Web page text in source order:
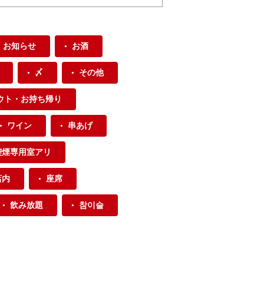
お知らせ お酒
〆 その他
ト・お持ち帰り
ワイン 串あげ
煙専用室アリ
内 座席
飲み放題 참이슬